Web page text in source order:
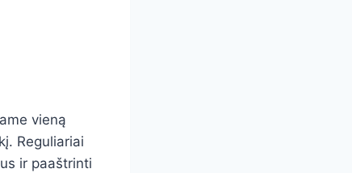
vieną
Reguliariai
ir paaštrinti